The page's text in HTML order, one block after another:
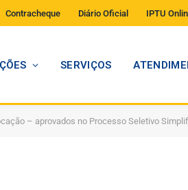
Contracheque Diário Oficial IPTU
SERVIÇOS
– aprovados no Processo Seletivo